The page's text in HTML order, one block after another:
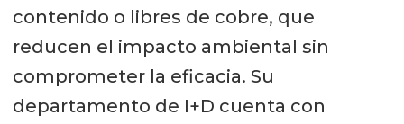
contenido o libres de cobre, que
reducen el impacto ambiental sin
comprometer la eficacia. Su
departamento de I+D cuenta con